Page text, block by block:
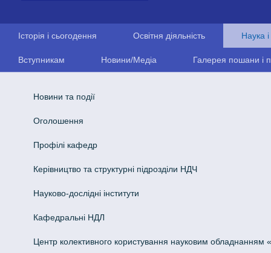
Історія і сьогодення Освітня діяльність Наука
Вступникам Новини/Медіа Галерея пошани і
Новини та події
Оголошення
Профілі кафедр
Керівництво та структурні підрозділи НДЧ
Науково-дослідні інститути
Кафедральні НДЛ
Центр колективного користування науковим обладнанням